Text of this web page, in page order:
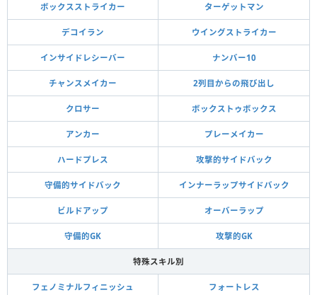
ボックスストライカー ターゲットマン
デコイラン ウイングストライカー
インサイドレシーバー ナンバー10
チャンスメイカー 2列目からの飛び出し
クロサー ボックストゥボックス
アンカー プレーメイカー
ハードプレス 攻撃的サイドバック
守備的サイドバック インナーラップサイドバック
ビルドアップ オーバーラップ
守備的GK 攻撃的GK
特殊スキル別
フェノミナルフィニッシュ フォートレス